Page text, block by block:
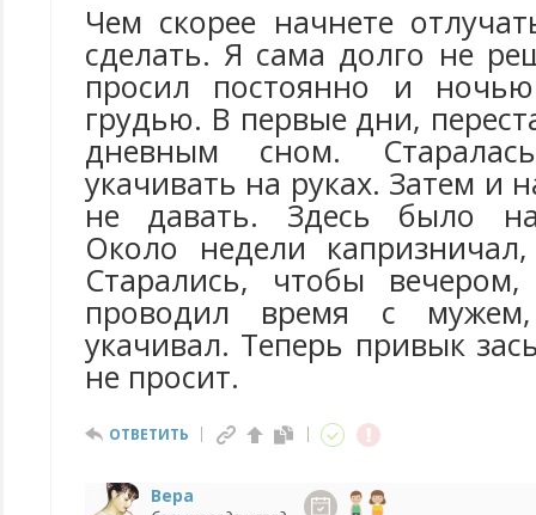
Чем скорее начнете
сделать. Я сама долго не
просил постоянно и
грудью. В первые дни,
дневным сном.
укачивать на руках. Затем и
не давать. Здесь было
Около недели
Старались, чтобы
проводил время с
укачивал. Теперь привык
не просит.
ОТВЕТИТЬ
Вера